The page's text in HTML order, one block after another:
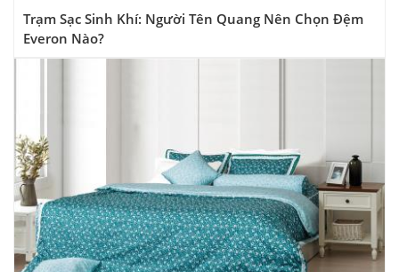
Trạm Sạc Sinh Khí: Người Tên Quang Nên Chọn Đệm
Everon Nào?